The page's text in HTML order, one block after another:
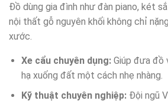
Đồ dùng gia đình như đàn piano, két
nội thất gỗ nguyên khối không chỉ
xước.
Xe cẩu chuyên dụng:Giúp đưa đồ
hạ xuống đất một cách nhẹ nhàng.
Kỹ thuật chuyên nghiệp:Đội ngũ